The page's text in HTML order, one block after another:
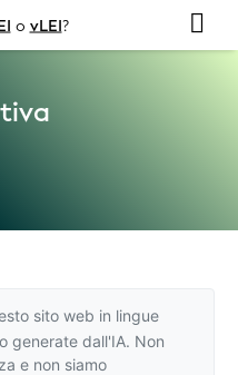
o vLEI?
sito web in lingue
generate dall'IA. Non
e non siamo